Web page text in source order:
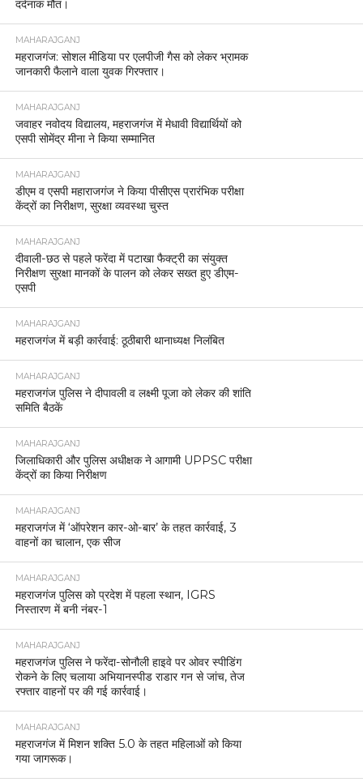
दर्दनाक मौत।
MAHARAJGANJ
महराजगंज: सोशल मीडिया पर एलपीजी गैस को लेकर भ्रामक
जानकारी फैलाने वाला युवक गिरफ्तार।
MAHARAJGANJ
जवाहर नवोदय विद्यालय, महराजगंज में मेधावी विद्यार्थियों को
एसपी सोमेंद्र मीना ने किया सम्मानित
MAHARAJGANJ
डीएम व एसपी महाराजगंज ने किया पीसीएस प्रारंभिक परीक्षा
केंद्रों का निरीक्षण, सुरक्षा व्यवस्था चुस्त
MAHARAJGANJ
दीवाली-छठ से पहले फरेंदा में पटाखा फैक्ट्री का संयुक्त
निरीक्षण सुरक्षा मानकों के पालन को लेकर सख्त हुए डीएम-
एसपी
MAHARAJGANJ
महराजगंज में बड़ी कार्रवाई: ठूठीबारी थानाध्यक्ष निलंबित
MAHARAJGANJ
महराजगंज पुलिस ने दीपावली व लक्ष्मी पूजा को लेकर की शांति
समिति बैठकें
MAHARAJGANJ
जिलाधिकारी और पुलिस अधीक्षक ने आगामी UPPSC परीक्षा
केंद्रों का किया निरीक्षण
MAHARAJGANJ
महराजगंज में ‘ऑपरेशन कार-ओ-बार’ के तहत कार्रवाई, 3
वाहनों का चालान, एक सीज
MAHARAJGANJ
महराजगंज पुलिस को प्रदेश में पहला स्थान, IGRS
निस्तारण में बनी नंबर-1
MAHARAJGANJ
महराजगंज पुलिस ने फरेंदा-सोनौली हाइवे पर ओवर स्पीडिंग
रोकने के लिए चलाया अभियानस्पीड राडार गन से जांच, तेज
रफ्तार वाहनों पर की गई कार्रवाई।
MAHARAJGANJ
महराजगंज में मिशन शक्ति 5.0 के तहत महिलाओं को किया
गया जागरूक।